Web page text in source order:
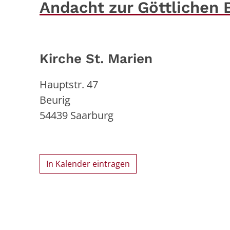
Andacht zur Göttlichen
Kirche St. Marien
Hauptstr. 47
Beurig
54439 Saarburg
In Kalender eintragen